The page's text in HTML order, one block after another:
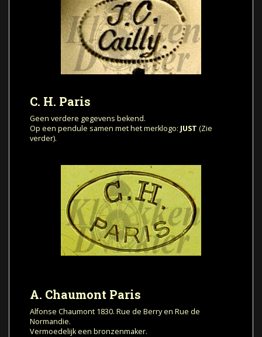
C. H. Paris
Geen verdere gegevens bekend.
Op een pendule samen met het merklogo: JUST (Zie
verder).
A. Chaumont Paris
Alfonse Chaumont 1830. Rue de Berry en Rue de
Normandie.
Vermoedelijk een bronzenmaker.